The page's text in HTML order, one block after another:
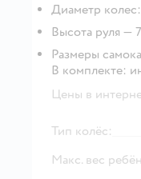
Диаметр
Высота руля —
Размеры
В комплекте:
Цены в
Тип колёс:
Макс. вес